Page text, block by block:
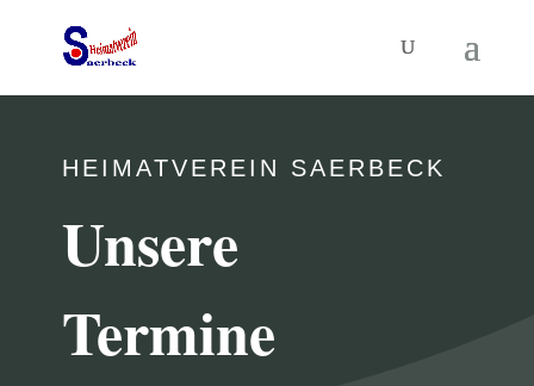
HEIMATVEREIN SAERBECK
Unsere
Termine